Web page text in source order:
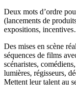
Deux mots d’ordre
(lancements de
expositions,
Des mises en scène
séquences de films
scénaristes,
lumières, régisseurs,
Mettent leur talent au